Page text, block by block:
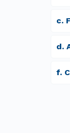
c.
d.
f.